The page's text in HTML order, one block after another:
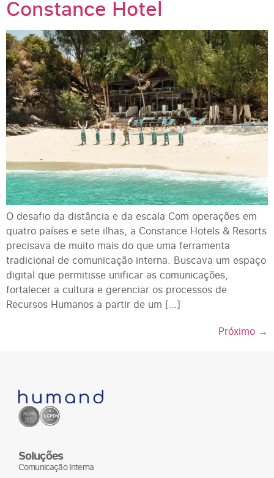
Constance Hotel
O desafio da distância e da escala Com operações em
quatro países e sete ilhas, a Constance Hotels & Resorts
precisava de muito mais do que uma ferramenta
tradicional de comunicação interna. Buscava um espaço
digital que permitisse unificar as comunicações,
fortalecer a cultura e gerenciar os processos de
Recursos Humanos a partir de um […]
Próximo →
Soluções
Comunicação Interna